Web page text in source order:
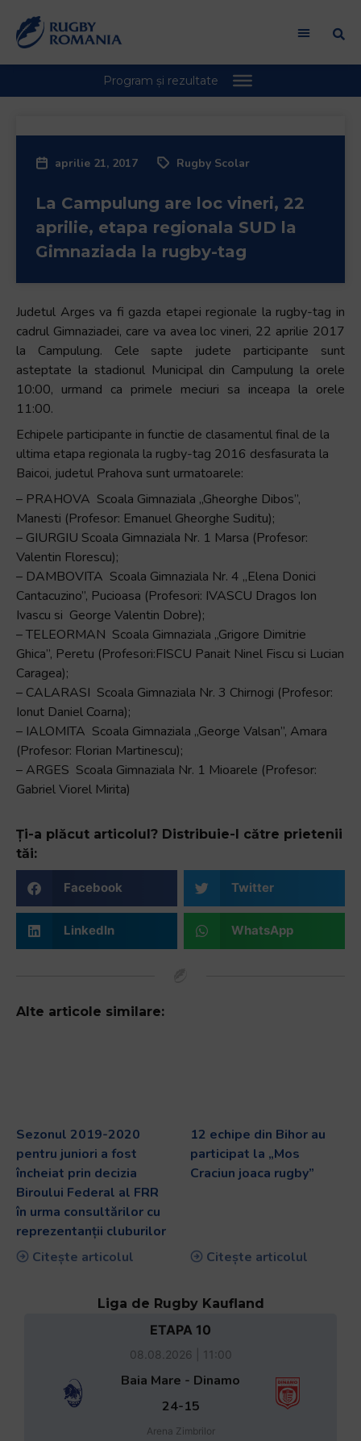
aprilie 21, 2017 Rugby Scolar
La Campulung are loc vineri, 22
aprilie, etapa regionala SUD la
Gimnaziada la rugby-tag
Judetul Arges va fi gazda etapei regionale la rugby-tag in
cadrul Gimnaziadei, care va avea loc vineri, 22 aprilie 2017
la Campulung. Cele sapte judete participante sunt
asteptate la stadionul Municipal din Campulung la orele
10:00, urmand ca primele meciuri sa inceapa la orele
11:00.
Echipele participante in functie de clasamentul final de la
ultima etapa regionala la rugby-tag 2016 desfasurata la
Baicoi, judetul Prahova sunt urmatoarele:
– PRAHOVA Scoala Gimnaziala „Gheorghe Dibos”,
Manesti (Profesor: Emanuel Gheorghe Suditu);
– GIURGIU Scoala Gimnaziala Nr. 1 Marsa (Profesor:
Valentin Florescu);
– DAMBOVITA Scoala Gimnaziala Nr. 4 „Elena Donici
Cantacuzino”, Pucioasa (Profesori: IVASCU Dragos Ion
Ivascu si George Valentin Dobre);
– TELEORMAN Scoala Gimnaziala „Grigore Dimitrie
Ghica”, Peretu (Profesori:FISCU Panait Ninel Fiscu si Lucian
Caragea);
– CALARASI Scoala Gimnaziala Nr. 3 Chirnogi (Profesor:
Ionut Daniel Coarna);
– IALOMITA Scoala Gimnaziala „George Valsan”, Amara
(Profesor: Florian Martinescu);
– ARGES Scoala Gimnaziala Nr. 1 Mioarele (Profesor:
Gabriel Viorel Mirita)
Ți-a plăcut articolul? Distribuie-l către prietenii
tăi:
Facebook Twitter
LinkedIn WhatsApp
Alte articole similare:
Sezonul 2019-2020
pentru juniori a fost
încheiat prin decizia
Biroului Federal al FRR
în urma consultărilor cu
reprezentanții cluburilor
Citește articolul
12 echipe din Bihor au
participat la „Mos
Craciun joaca rugby”
Citește articolul
Liga de Rugby Kaufland
ETAPA 10
08.08.2026 | 11:00
Baia Mare - Dinamo
24-15
Arena Zimbrilor